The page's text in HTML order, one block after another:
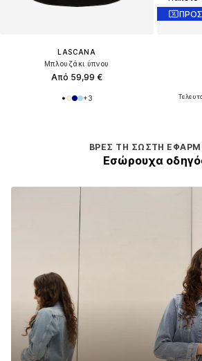
LASCANA
Μπλουζάκι ύπνου
Από 59,99 €
+3
ΒΡΕΣ ΤΗ ΣΩΣΤΉ
Εσώρουχα